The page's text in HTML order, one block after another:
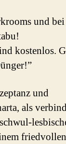
und bei
kostenlos.
und
als